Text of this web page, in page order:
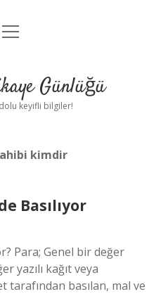
Uyarı
menüyü
Günlüğü
keyifli bilgiler!
kimdir
Basılıyor
Para; Genel bir değer
yazılı kağıt veya
tarafından basılan, mal ve